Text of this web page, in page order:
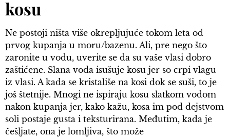
kosu
Ne postoji ništa više okrepljujuće tokom leta od
prvog kupanja u moru/bazenu. Ali, pre nego što
zaronite u vodu, uverite se da su vaše vlasi dobro
zaštićene. Slana voda isušuje kosu jer so crpi vlagu
iz vlasi. A kada se kristališe na kosi dok se suši, to je
još štetnije. Mnogi ne ispiraju kosu slatkom vodom
nakon kupanja jer, kako kažu, kosa im pod dejstvom
soli postaje gusta i teksturirana. Međutim, kada je
češljate, ona je lomljiva, što može